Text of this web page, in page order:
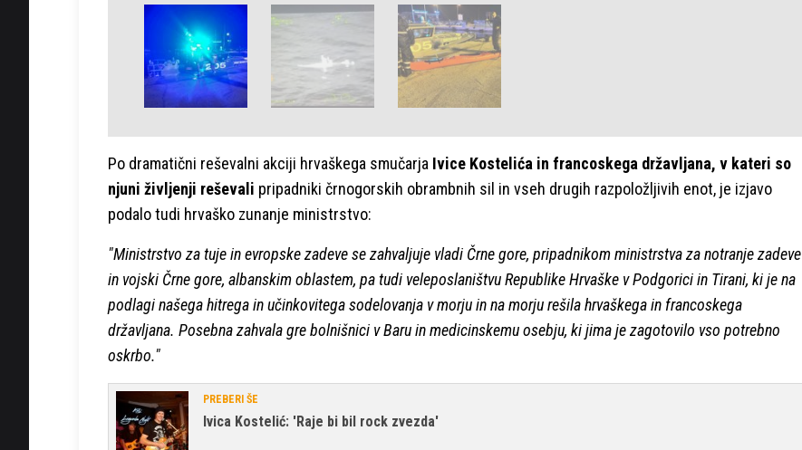
Po dramatični reševalni akciji hrvaškega smučarja Ivice Kostelića in francoskega državljana, v kateri so
njuni življenji reševali pripadniki črnogorskih obrambnih sil in vseh drugih razpoložljivih enot, je izjavo
podalo tudi hrvaško zunanje ministrstvo:
"Ministrstvo za tuje in evropske zadeve se zahvaljuje vladi Črne gore, pripadnikom ministrstva za notranje zadeve
in vojski Črne gore, albanskim oblastem, pa tudi veleposlaništvu Republike Hrvaške v Podgorici in Tirani, ki je na
podlagi našega hitrega in učinkovitega sodelovanja v morju in na morju rešila hrvaškega in francoskega
državljana. Posebna zahvala gre bolnišnici v Baru in medicinskemu osebju, ki jima je zagotovilo vso potrebno
oskrbo."
PREBERI ŠE
Ivica Kostelić: 'Raje bi bil rock zvezda'